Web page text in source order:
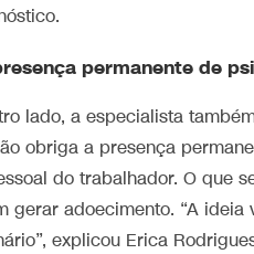
permanente de
lado, a especialista
obriga a presença
do trabalhador. O que
gerar adoecimento. “A
explicou Erica